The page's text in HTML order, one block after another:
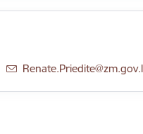
E-pasts: